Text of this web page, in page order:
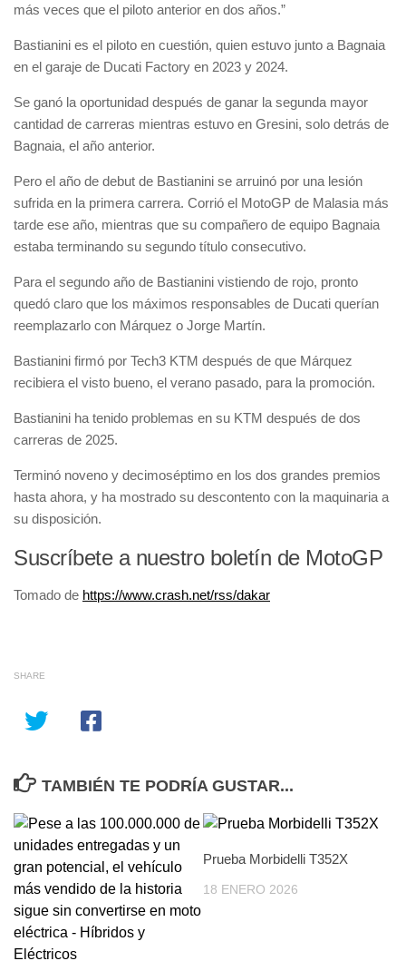
más veces que el piloto anterior en dos años.”
Bastianini es el piloto en cuestión, quien estuvo junto a Bagnaia
en el garaje de Ducati Factory en 2023 y 2024.
Se ganó la oportunidad después de ganar la segunda mayor
cantidad de carreras mientras estuvo en Gresini, solo detrás de
Bagnaia, el año anterior.
Pero el año de debut de Bastianini se arruinó por una lesión
sufrida en la primera carrera. Corrió el MotoGP de Malasia más
tarde ese año, mientras que su compañero de equipo Bagnaia
estaba terminando su segundo título consecutivo.
Para el segundo año de Bastianini vistiendo de rojo, pronto
quedó claro que los máximos responsables de Ducati querían
reemplazarlo con Márquez o Jorge Martín.
Bastianini firmó por Tech3 KTM después de que Márquez
recibiera el visto bueno, el verano pasado, para la promoción.
Bastianini ha tenido problemas en su KTM después de dos
carreras de 2025.
Terminó noveno y decimoséptimo en los dos grandes premios
hasta ahora, y ha mostrado su descontento con la maquinaria a
su disposición.
Suscríbete a nuestro boletín de MotoGP
Tomado de https://www.crash.net/rss/dakar
SHARE
TAMBIÉN TE PODRÍA GUSTAR...
Prueba Morbidelli T352X
18 ENERO 2026